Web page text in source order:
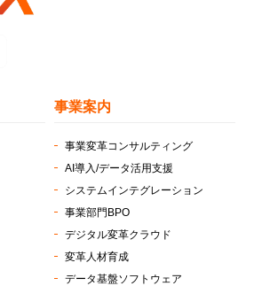
事業案内
事業変革コンサルティング
AI導入/データ活用支援
システムインテグレーション
事業部門BPO
デジタル変革クラウド
変革人材育成
データ基盤ソフトウェア